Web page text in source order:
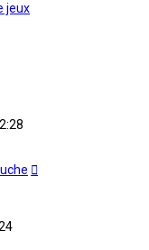
jeux